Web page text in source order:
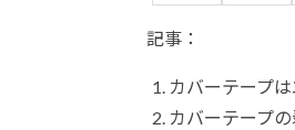
記事：
カバーテープ
カバーテープ